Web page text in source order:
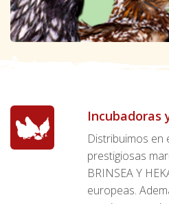
Incubadoras
Distribuimos en
prestigiosas
BRINSEA Y
europeas.